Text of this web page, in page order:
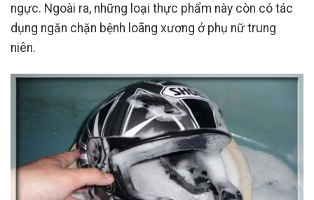
ngực. Ngoài ra, những loại thực phẩm này còn có tác
dụng ngăn chặn bệnh loãng xương ở phụ nữ trung
niên.